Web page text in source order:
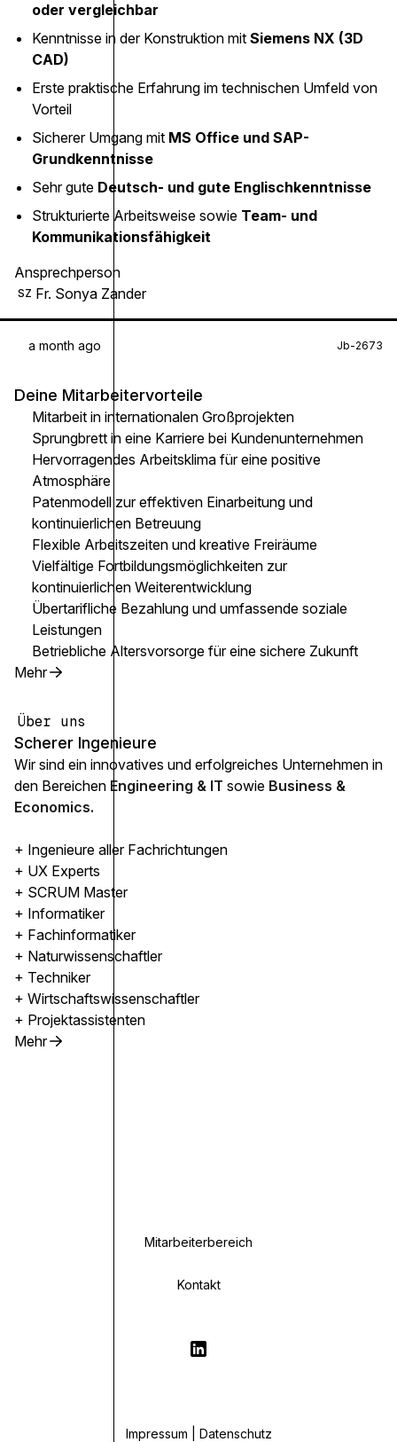
oder vergleichbar
Kenntnisse in der Konstruktion mit Siemens NX (3D
CAD)
Erste praktische Erfahrung im technischen Umfeld von
Vorteil
Sicherer Umgang mit MS Office und SAP-
Grundkenntnisse
Sehr gute Deutsch- und gute Englischkenntnisse
Strukturierte Arbeitsweise sowie Team- und
Kommunikationsfähigkeit
Ansprechperson
SZ Fr. Sonya Zander
a month ago Jb-2673
Über uns
Scherer Ingenieure
Wir sind ein innovatives und erfolgreiches Unternehmen in
den Bereichen Engineering & IT sowie Business &
Economics.
+ Ingenieure aller Fachrichtungen
+ UX Experts
+ SCRUM Master
+ Informatiker
+ Fachinformatiker
+ Naturwissenschaftler
+ Techniker
+ Wirtschaftswissenschaftler
+ Projektassistenten
Mehr
Deine Mitarbeitervorteile
Mitarbeit in internationalen Großprojekten
Sprungbrett in eine Karriere bei Kundenunternehmen
Hervorragendes Arbeitsklima für eine positive
Atmosphäre
Patenmodell zur effektiven Einarbeitung und
kontinuierlichen Betreuung
Flexible Arbeitszeiten und kreative Freiräume
Vielfältige Fortbildungsmöglichkeiten zur
kontinuierlichen Weiterentwicklung
Übertarifliche Bezahlung und umfassende soziale
Leistungen
Betriebliche Altersvorsorge für eine sichere Zukunft
Mehr
Mitarbeiterbereich
Kontakt
Impressum | Datenschutz